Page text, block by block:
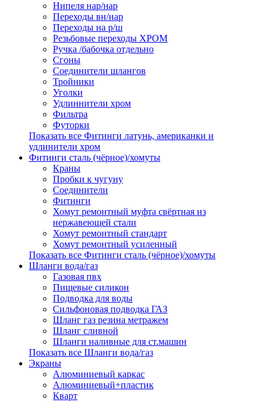
Нипеля нар/нар
Переходы вн/нар
Переходы на р/ш
Резьбовые переходы ХРОМ
Ручка /бабочка отдельно
Сгоны
Соединители шлангов
Тройники
Уголки
Удлиннители хром
Фильтра
Футорки
Показать все Фитинги латунь, американки и
удлинители хром
Фитинги сталь (чёрное)/хомуты
Краны
Пробки к чугуну
Соединители
Фитинги
Хомут ремонтный муфта свёртная из
нержавеющей стали
Хомут ремонтный стандарт
Хомут ремонтный усиленный
Показать все Фитинги сталь (чёрное)/хомуты
Шланги вода/газ
Газовая пвх
Пищевые силикон
Подводка для воды
Сильфоновая подводка ГАЗ
Шланг газ резина метражем
Шланг сливной
Шланги наливные для ст.машин
Показать все Шланги вода/газ
Экраны
Алюминиевый каркас
Алюминиевый+пластик
Кварт